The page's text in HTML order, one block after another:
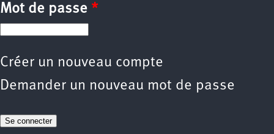
Mot de passe *
Créer un nouveau compte
Demander un nouveau mot de passe